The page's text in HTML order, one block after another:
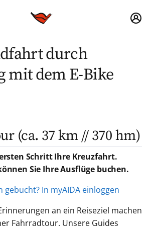
durch
mit dem E-Bike
(ca. 37 km // 370 hm)
Schritt Ihre Kreuzfahrt.
Sie Ihre Ausflüge buchen.
gebucht? In myAIDA einloggen
an ein Reiseziel machen
Fahrradtour. Unsere Guides